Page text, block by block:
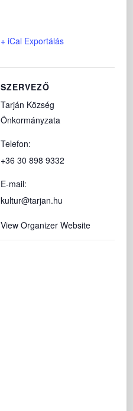
+ iCal Exportálás
SZERVEZŐ
Tarján Község
Önkormányzata
Telefon:
+36 30 898 9332
E-mail:
kultur@tarjan.hu
View Organizer Website